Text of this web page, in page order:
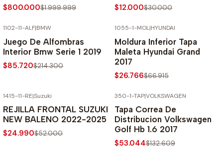
$800.000$1.999.999
$12.000$30.000
1102-11-ALF|BMW
Juego De Alfombras
Interior Bmw Serie 1 2019
$85.720$214.300
1055-1-MOL|HYUNDAI
Moldura Inferior Tapa
Maleta Hyundai Grand
2017
$26.766$66.915
1415-11-RE|Suzuki
REJILLA FRONTAL SUZUKI
NEW BALENO 2022-2025
$24.990$52.000
350-1-TAP|VOLKSWAGEN
Tapa Correa De
Distribucion Volkswagen
Golf Hb 1.6 2017
$53.044$132.609